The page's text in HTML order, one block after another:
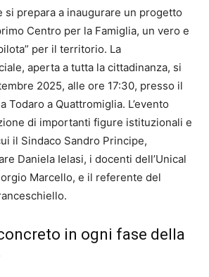
si prepara a inaugurare un progetto
Centro per la Famiglia, un vero e
per il territorio. La
aperta a tutta la cittadinanza, si
2025, alle ore 17:30, presso il
Todaro a Quattromiglia. L’evento
di importanti figure istituzionali e
il Sindaco Sandro Principe,
Daniela Ielasi, i docenti dell’Unical
Marcello, e il referente del
in ogni fase della